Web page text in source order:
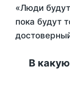
«Люди
пока будут
В